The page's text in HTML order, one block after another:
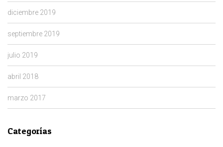
diciembre 2019
septiembre 2019
julio 2019
abril 2018
marzo 2017
Categorías